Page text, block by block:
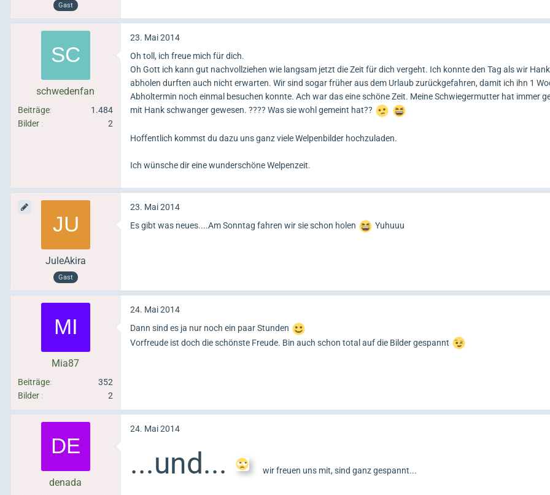
Gast
schwedenfan
Beiträge
1.484
Bilder
2
23. Mai 2014
Oh toll, ich freue mich für dich.
Oh Gott ich kann gut nachvollziehen wie langsam jetzt die Zeit für dich vergeht. Ich konnte den Tag als wir
abholen durften auch nicht erwarten. Wir sind sogar früher aus dem Urlaub zurückgefahren, damit ich ihn 1
Abholtermin noch einmal besuchen konnte. Ach war das eine schöne Zeit. Meine Schwiegermutter hat immer
mit Hank schwanger gewesen. ???? Was sie wohl gemeint hat??
Hoffentlich kommst du dazu uns ganz viele Welpenbilder hochzuladen.
Ich wünsche dir eine wunderschöne Welpenzeit.
JuleAkira
Gast
23. Mai 2014
Es gibt was neues....Am Sonntag fahren wir sie schon holen
Yuhuuu
Mia87
Beiträge
352
Bilder
2
24. Mai 2014
Dann sind es ja nur noch ein paar Stunden
Vorfreude ist doch die schönste Freude. Bin auch schon total auf die Bilder gespannt
denada
24. Mai 2014
...und... wir freuen uns mit, sind ganz gespannt...